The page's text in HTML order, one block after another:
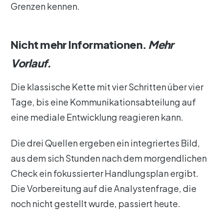
Grenzen kennen.
Nicht mehr Informationen. Mehr
Vorlauf.
Die klassische Kette mit vier Schritten über vier
Tage, bis eine Kommunikationsabteilung auf
eine mediale Entwicklung reagieren kann.
Die drei Quellen ergeben ein integriertes Bild,
aus dem sich Stunden nach dem morgendlichen
Check ein fokussierter Handlungsplan ergibt.
Die Vorbereitung auf die Analystenfrage, die
noch nicht gestellt wurde, passiert heute.